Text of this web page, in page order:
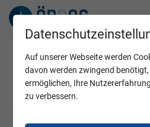
Home Zertifizierte Ärzte
Auf unserer Webseite werden
davon werden zwingend
ermöglichen, Ihre
zu verbessern.